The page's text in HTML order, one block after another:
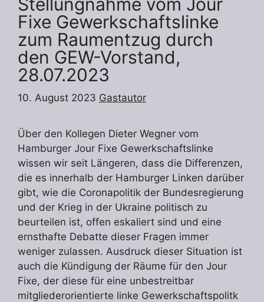
Fixe Gewerkschaftslinke
zum Raumentzug durch
den GEW-Vorstand,
28.07.2023
10. August 2023 Gastautor
Über den Kollegen Dieter Wegner vom
Hamburger Jour Fixe Gewerkschaftslinke
wissen wir seit Längeren, dass die Differenzen,
die es innerhalb der Hamburger Linken darüber
gibt, wie die Coronapolitik der Bundesregierung
und der Krieg in der Ukraine politisch zu
beurteilen ist, offen eskaliert sind und eine
ernsthafte Debatte dieser Fragen immer
weniger zulassen. Ausdruck dieser Situation ist
auch die Kündigung der Räume für den Jour
Fixe, der diese für eine unbestreitbar
mitgliederorientierte linke Gewerkschaftspolitk